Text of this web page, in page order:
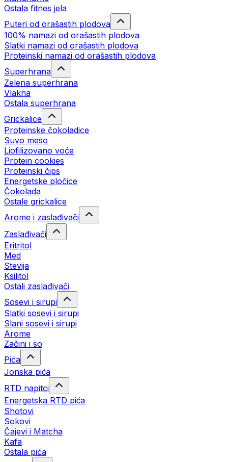
Ostala fitnes jela
Puteri od orašastih plodova
100% namazi od orašastih plodova
Slatki namazi od orašastih plodova
Proteinski namazi od orašastih plodova
Superhrana
Zelena superhrana
Vlakna
Ostala superhrana
Grickalice
Proteinske čokoladice
Suvo meso
Liofilizovano voće
Protein cookies
Proteinski čips
Energetske pločice
Čokolada
Ostale grickalice
Arome i zaslađivači
Zaslađivači
Eritritol
Med
Stevija
Ksilitol
Ostali zaslađivači
Sosevi i sirupi
Slatki sosevi i sirupi
Slani sosevi i sirupi
Arome
Začini i so
Pića
Jonska pića
RTD napitci
Energetska RTD pića
Shotovi
Sokovi
Čajevi i Matcha
Kafa
Ostala pića